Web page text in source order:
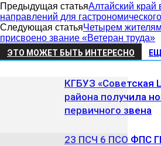
Предыдущая статьяАлтайский
направлений для
Следующая статьяЧетырем
присвоено звание «Ветеран труда»
ЭТО МОЖЕТ БЫТЬ ИНТЕРЕСНО
КГБУЗ «Советская
района получила
первичного звена
23 ПСЧ 6 ПСО ФПС